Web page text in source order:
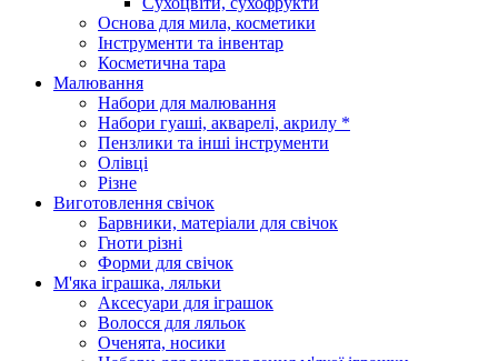
Основа для мила, косметики
Інструменти та інвентар
Косметична тара
Малювання
Набори для малювання
Набори гуаші, акварелі, акрилу *
Пензлики та інші інструменти
Олівці
Різне
Виготовлення свічок
Барвники, матеріали для свічок
Гноти різні
Форми для свічок
М'яка іграшка, ляльки
Аксесуари для іграшок
Волосся для ляльок
Оченята, носики